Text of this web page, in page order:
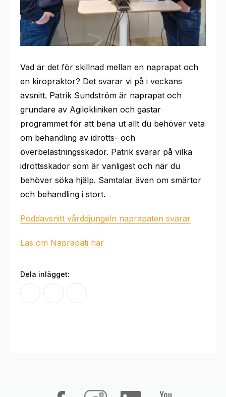
Vad är det för skillnad mellan en naprapat och
en kiropraktor? Det svarar vi på i veckans
avsnitt. Patrik Sundström är naprapat och
grundare av Agilokliniken och gästar
programmet för att bena ut allt du behöver veta
om behandling av idrotts- och
överbelastningsskador. Patrik svarar på vilka
idrottsskador som är vanligast och när du
behöver söka hjälp. Samtalar även om smärtor
och behandling i stort.
Poddavsnitt vårddjungeln naprapaten svarar
Läs om Naprapati här
Dela inlägget: